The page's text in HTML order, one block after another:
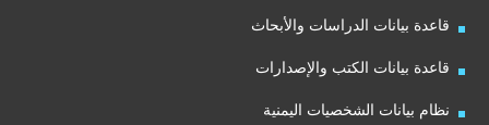
قاعدة بيانات الدراسات والأبحاث
قاعدة بيانات الكتب والإصدارات
نظام بيانات الشخصيات اليمنية